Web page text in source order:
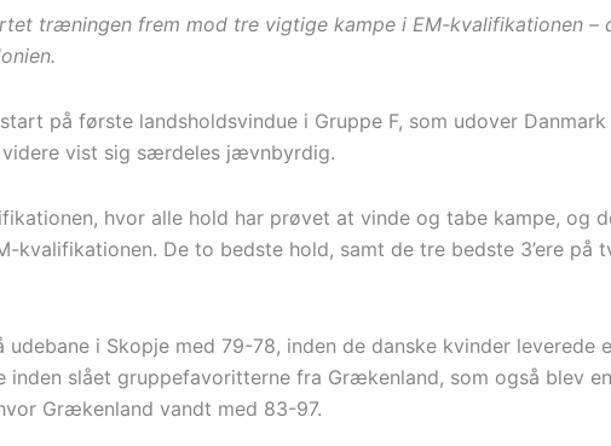
træningen frem mod tre vigtige kampe i EM-kvalifikationen –
på første landsholdsvindue i Gruppe F, som udover
vist sig særdeles jævnbyrdig.
hvor alle hold har prøvet at vinde og tabe kampe,
kvalifikationen. De to bedste hold, samt de tre bedste 3’ere
i Skopje med 79-78, inden de danske kvinder
inden slået gruppefavoritterne fra Grækenland, som også blev
Grækenland vandt med 83-97.